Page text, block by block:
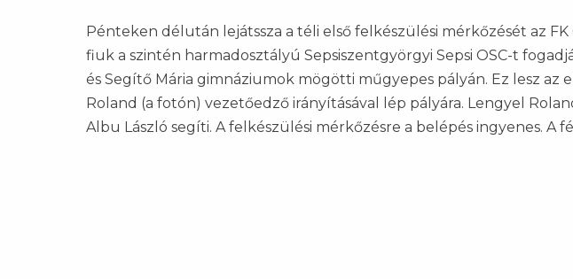
Pénteken délután lejátssza a téli első felkészülési mérkőzését az FK
fiuk a szintén harmadosztályú Sepsiszentgyörgyi Sepsi OSC-t
és Segítő Mária gimnáziumok mögötti műgyepes pályán. Ez lesz az
Roland (a fotón) vezetőedző irányításával lép pályára. Lengyel
Albu László segíti. A felkészülési mérkőzésre a belépés ingyenes. A